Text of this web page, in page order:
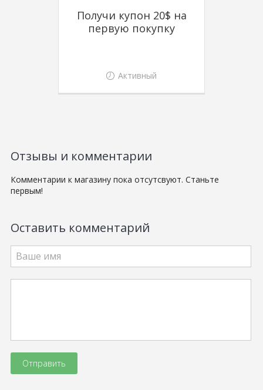
Получи купон 20$ на
первую покупку
Активный
Отзывы и комментарии
Комментарии к магазину пока отсутсвуют. Станьте
первым!
Оставить комментарий